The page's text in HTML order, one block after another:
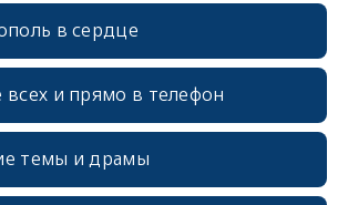
в сердце
всех и прямо в телефон
темы и драмы